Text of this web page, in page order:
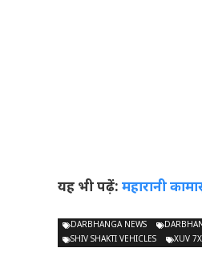
यह भी पढ़ें: महारानी
DARBHANGA NEWS
SHIV SHAKTI VEHICLES
XUV